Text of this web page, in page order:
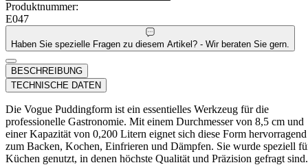
Produktnummer:
E047
Haben Sie spezielle Fragen zu diesem Artikel? - Wir beraten Sie gern.
BESCHREIBUNG
TECHNISCHE DATEN
Die Vogue Puddingform ist ein essentielles Werkzeug für die
professionelle Gastronomie. Mit einem Durchmesser von 8,5 cm und
einer Kapazität von 0,200 Litern eignet sich diese Form hervorragend
zum Backen, Kochen, Einfrieren und Dämpfen. Sie wurde speziell
Küchen genutzt, in denen höchste Qualität und Präzision gefragt sind.